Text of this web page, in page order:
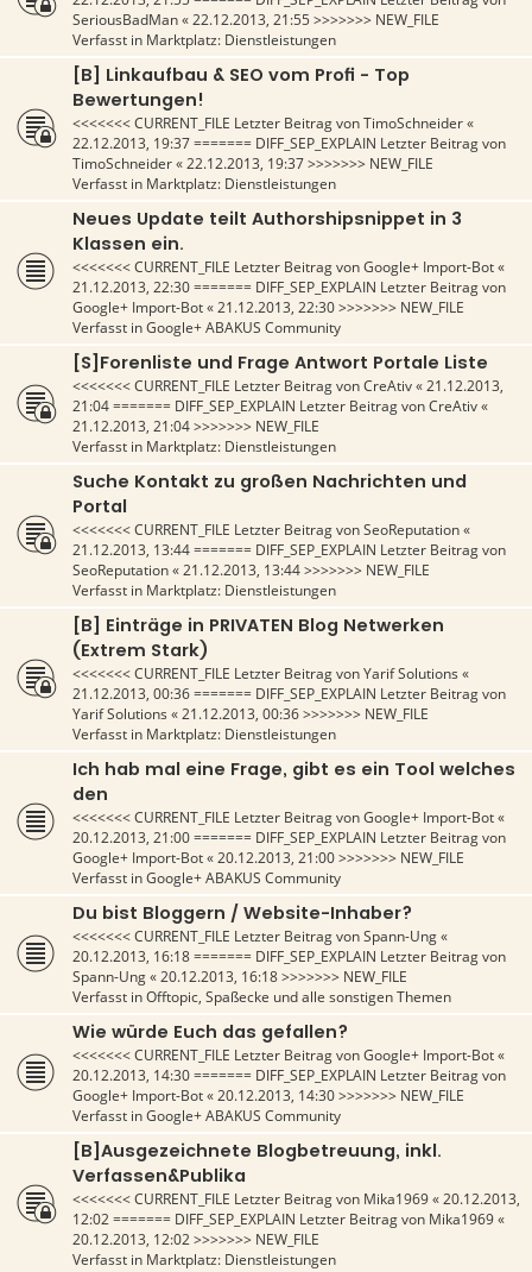
SeriousBadMan«22.12.2013, 21:55>>>>>>> NEW_FILE
Verfasst in Marktplatz: Dienstleistungen
[B] Linkaufbau & SEO vom Profi - Top
Bewertungen!
<<<<<<< CURRENT_FILE Letzter Beitrag vonTimoSchneider«
22.12.2013, 19:37======= DIFF_SEP_EXPLAIN Letzter Beitrag von
TimoSchneider«22.12.2013, 19:37>>>>>>> NEW_FILE
Verfasst in Marktplatz: Dienstleistungen
Neues Update teilt Authorshipsnippet in 3
Klassen ein.
<<<<<<< CURRENT_FILE Letzter Beitrag vonGoogle+ Import-Bot«
21.12.2013, 22:30======= DIFF_SEP_EXPLAIN Letzter Beitrag von
Google+ Import-Bot«21.12.2013, 22:30>>>>>>> NEW_FILE
Verfasst inGoogle+ ABAKUS Community
[S]Forenliste und Frage Antwort Portale Liste
<<<<<<< CURRENT_FILE Letzter Beitrag vonCreAtiv«21.12.2013,
21:04======= DIFF_SEP_EXPLAIN Letzter Beitrag vonCreAtiv«
21.12.2013, 21:04>>>>>>> NEW_FILE
Verfasst in Marktplatz: Dienstleistungen
Suche Kontakt zu großen Nachrichten und
Portal
<<<<<<< CURRENT_FILE Letzter Beitrag vonSeoReputation«
21.12.2013, 13:44======= DIFF_SEP_EXPLAIN Letzter Beitrag von
SeoReputation«21.12.2013, 13:44>>>>>>> NEW_FILE
Verfasst in Marktplatz: Dienstleistungen
[B] Einträge in PRIVATEN Blog Netwerken
(Extrem Stark)
<<<<<<< CURRENT_FILE Letzter Beitrag vonYarif Solutions «
21.12.2013, 00:36======= DIFF_SEP_EXPLAIN Letzter Beitrag von
Yarif Solutions «21.12.2013, 00:36>>>>>>> NEW_FILE
Verfasst in Marktplatz: Dienstleistungen
Ich hab mal eine Frage, gibt es ein Tool welches
den
<<<<<<< CURRENT_FILE Letzter Beitrag vonGoogle+ Import-Bot«
20.12.2013, 21:00======= DIFF_SEP_EXPLAIN Letzter Beitrag von
Google+ Import-Bot«20.12.2013, 21:00>>>>>>> NEW_FILE
Verfasst inGoogle+ ABAKUS Community
Du bist Bloggern / Website-Inhaber?
<<<<<<< CURRENT_FILE Letzter Beitrag vonSpann-Ung«
20.12.2013, 16:18======= DIFF_SEP_EXPLAIN Letzter Beitrag von
Spann-Ung«20.12.2013, 16:18>>>>>>> NEW_FILE
Verfasst inOfftopic, Spaßecke und alle sonstigen Themen
Wie würde Euch das gefallen?
<<<<<<< CURRENT_FILE Letzter Beitrag vonGoogle+ Import-Bot«
20.12.2013, 14:30======= DIFF_SEP_EXPLAIN Letzter Beitrag von
Google+ Import-Bot«20.12.2013, 14:30>>>>>>> NEW_FILE
Verfasst inGoogle+ ABAKUS Community
[B]Ausgezeichnete Blogbetreuung, inkl.
Verfassen&Publika
<<<<<<< CURRENT_FILE Letzter Beitrag von Mika1969«20.12.2013,
12:02======= DIFF_SEP_EXPLAIN Letzter Beitrag von Mika1969«
20.12.2013, 12:02>>>>>>> NEW_FILE
Verfasst in Marktplatz: Dienstleistungen